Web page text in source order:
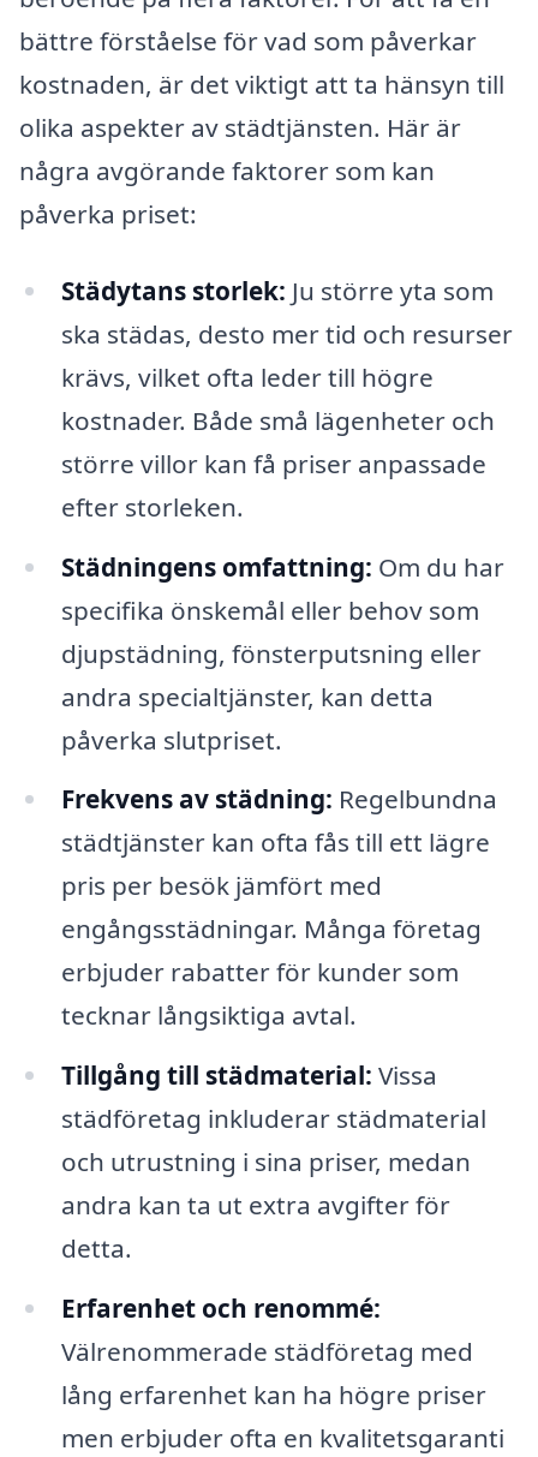
bättre förståelse för vad som påverkar
kostnaden, är det viktigt att ta hänsyn till
olika aspekter av städtjänsten. Här är
några avgörande faktorer som kan
påverka priset:
Städytans storlek: Ju större yta som
ska städas, desto mer tid och resurser
krävs, vilket ofta leder till högre
kostnader. Både små lägenheter och
större villor kan få priser anpassade
efter storleken.
Städningens omfattning: Om du har
specifika önskemål eller behov som
djupstädning, fönsterputsning eller
andra specialtjänster, kan detta
påverka slutpriset.
Frekvens av städning: Regelbundna
städtjänster kan ofta fås till ett lägre
pris per besök jämfört med
engångsstädningar. Många företag
erbjuder rabatter för kunder som
tecknar långsiktiga avtal.
Tillgång till städmaterial: Vissa
städföretag inkluderar städmaterial
och utrustning i sina priser, medan
andra kan ta ut extra avgifter för
detta.
Erfarenhet och renommé:
Välrenommerade städföretag med
lång erfarenhet kan ha högre priser
men erbjuder ofta en kvalitetsgaranti